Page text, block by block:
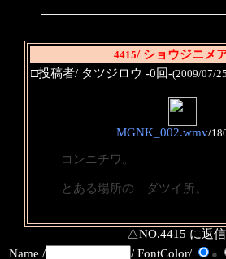
4415/ ショウジニメ
□投稿者/ タツジロウ -0回-(2009/07/
MGNK_002.wmv/
コンニチワ。
とある場所の ダツイ所。
△NO.4415 に返
Name /
/ FontColor/ ●